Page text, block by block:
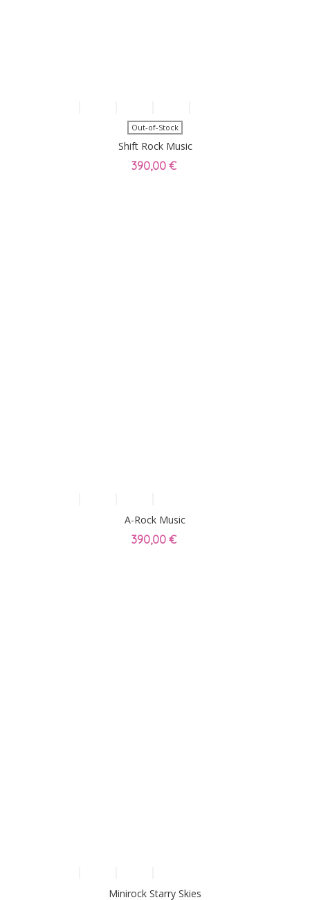
Out-of-Stock
Shift Rock Music
390,00 €
A-Rock Music
390,00 €
Minirock Starry Skies